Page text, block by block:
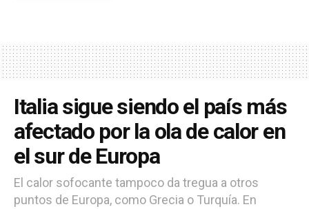
Italia sigue siendo el país más
afectado por la ola de calor en
el sur de Europa
El calor sofocante tampoco da tregua a otros
puntos de Europa, como Grecia o Turquía. En